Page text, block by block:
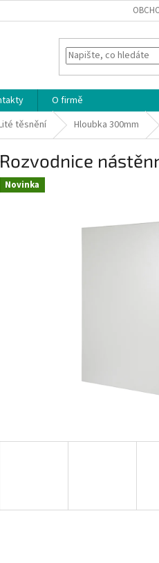
O firmě
těsnění Hloubka 300mm
Rozvodnice
Novinka